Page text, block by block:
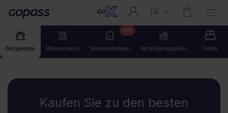
Gopass Aktuelle Sprache:
DE
Berggebiete Wasserparks Veranstaltungen
NEW
Vergnügungsparks Hotels
Kaufen Sie zu den besten